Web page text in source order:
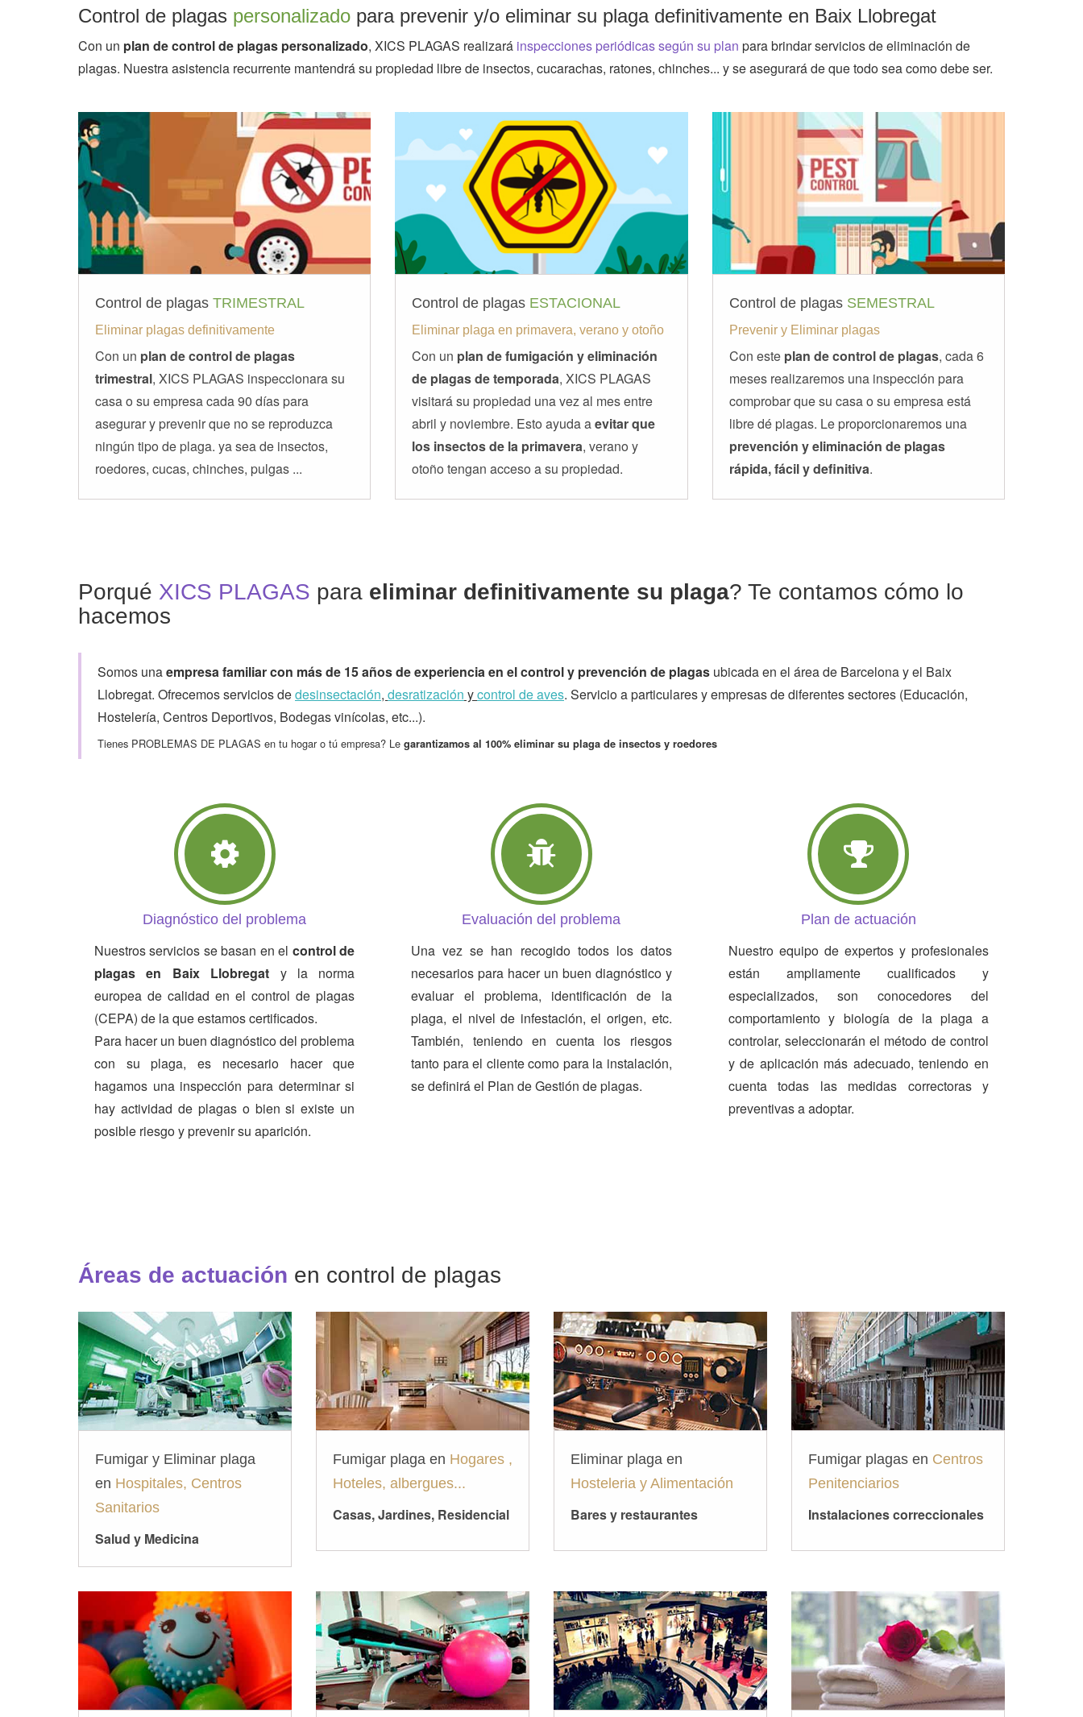
Control de plagas personalizado para prevenir y/o eliminar su plaga definitivamente en Baix Llobregat
Con un plan de control de plagas personalizado, XICS PLAGAS realizará inspecciones periódicas según su plan para brindar servicios de eliminación de
plagas. Nuestra asistencia recurrente mantendrá su propiedad libre de insectos, cucarachas, ratones, chinches... y se asegurará de que todo sea como debe ser.
Control de plagas TRIMESTRAL
Eliminar plagas definitivamente
Con un plan de control de plagas
trimestral, XICS PLAGAS inspeccionara su
casa o su empresa cada 90 días para
asegurar y prevenir que no se reproduzca
ningún tipo de plaga. ya sea de insectos,
roedores, cucas, chinches, pulgas ...
Control de plagas ESTACIONAL
Eliminar plaga en primavera, verano y otoño
Con un plan de fumigación y eliminación
de plagas de temporada, XICS PLAGAS
visitará su propiedad una vez al mes entre
abril y noviembre. Esto ayuda aevitar que
los insectos de la primavera, verano y
otoño tengan acceso a su propiedad.
Control de plagas SEMESTRAL
Prevenir y Eliminar plagas
Con este plan de control de plagas, cada 6
meses realizaremos una inspección para
comprobar que su casa o su empresa está
libre dé plagas. Le proporcionaremos una
prevención y eliminación de plagas
rápida, fácil y definitiva.
Porqué XICS PLAGAS para eliminar definitivamente su plaga? Te contamos cómo lo
hacemos
Somos unaempresa familiar con más de 15 años de experiencia en el control y prevención de plagas ubicada en el área de Barcelona y el Baix
Llobregat. Ofrecemos servicios dedesinsectación, desratización ycontrol de aves. Servicio a particulares y empresas de diferentes sectores (Educación,
Hostelería, Centros Deportivos, Bodegas vinícolas, etc...).
Tienes PROBLEMAS DE PLAGAS en tu hogar o tú empresa? Le garantizamos al 100% eliminar su plaga de insectos y roedores
Diagnóstico del problema
Nuestros servicios se basan en el control de
plagas en Baix Llobregat y la norma
europea de calidad en el control de plagas
(CEPA) de la que estamos certificados.
Para hacer un buen diagnóstico del problema
con su plaga, es necesario hacer que
hagamos una inspección para determinar si
hay actividad de plagas o bien si existe un
posible riesgo y prevenir su aparición.
Evaluación del problema
Una vez se han recogido todos los datos
necesarios para hacer un buen diagnóstico y
evaluar el problema, identificación de la
plaga, el nivel de infestación, el origen, etc.
También, teniendo en cuenta los riesgos
tanto para el cliente como para la instalación,
se definirá el Plan de Gestión de plagas.
Plan de actuación
Nuestro equipo de expertos y profesionales
están ampliamente cualificados y
especializados, son conocedores del
comportamiento y biología de la plaga a
controlar, seleccionarán el método de control
y de aplicación más adecuado, teniendo en
cuenta todas las medidas correctoras y
preventivas a adoptar.
Áreas de actuación en control de plagas
Fumigar y Eliminar plaga
en Hospitales, Centros
Sanitarios
Salud y Medicina
Fumigar plaga en Hogares ,
Hoteles, albergues...
Casas, Jardines, Residencial
Eliminar plaga en
Hosteleria y Alimentación
Bares y restaurantes
Fumigar plagas en Centros
Penitenciarios
Instalaciones correccionales